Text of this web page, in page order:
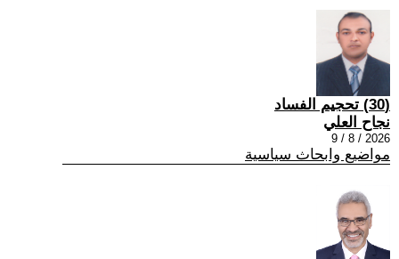
(30) تحجيم الفساد
نجاح العلي
2026 / 8 / 9
مواضيع وابحاث سياسية